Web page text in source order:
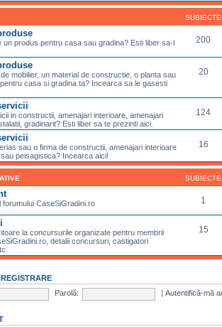
SUBIECTE
un produs pentru casa sau gradina? Esti liber sa-l
200
mobilier, un material de constructie, o planta sau
casa si gradina ta? Incearca sa le gasesti
20
in constructii, amenajari interioare, amenajari
gradinarit? Esti liber sa te prezinti aici.
124
sau o firma de constructii, amenajari interioare
peisagistica? Incearca aici!
16
SUBIECTE
forumului CaseSiGradini.ro 1
la concursurile organizate pentru membrii
detalii concursuri, castigatori
15
Parolă: Autentifică-mă